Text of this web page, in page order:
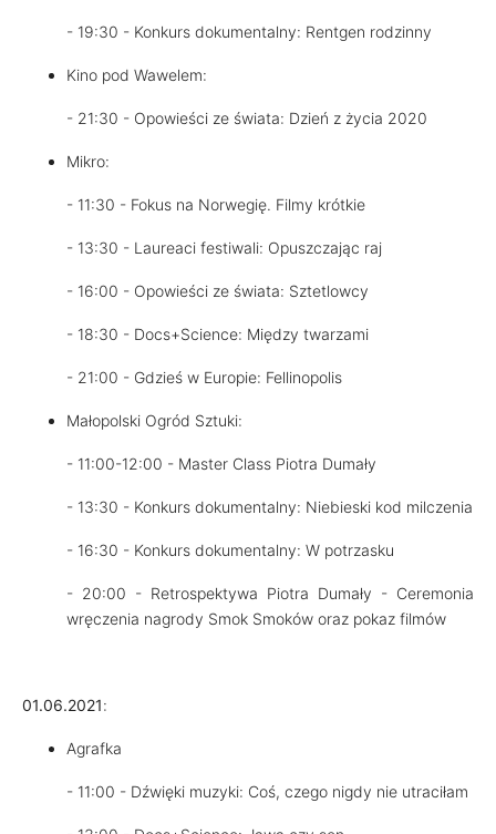
- 19:30 - Konkurs dokumentalny: Rentgen rodzinny
Kino pod Wawelem:
- 21:30 - Opowieści ze świata: Dzień z życia 2020
Mikro:
- 11:30 - Fokus na Norwegię. Filmy krótkie
- 13:30 - Laureaci festiwali: Opuszczając raj
- 16:00 - Opowieści ze świata: Sztetlowcy
- 18:30 - Docs+Science: Między twarzami
- 21:00 - Gdzieś w Europie: Fellinopolis
Małopolski Ogród Sztuki:
- 11:00-12:00 - Master Class Piotra Dumały
- 13:30 - Konkurs dokumentalny: Niebieski kod milczenia
- 16:30 - Konkurs dokumentalny: W potrzasku
- 20:00 - Retrospektywa Piotra Dumały - Ceremonia
wręczenia nagrody Smok Smoków oraz pokaz filmów
01.06.2021:
Agrafka
- 11:00 - Dźwięki muzyki: Coś, czego nigdy nie utraciłam